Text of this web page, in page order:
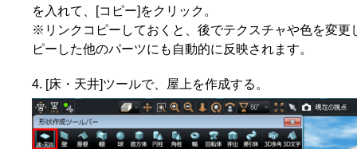
を入れて、[コピー]をクリック。
※リンクコピーしておくと、後でテクスチャや色を変更
ピーした他のパーツにも自動的に反映されます。
[床・天井]ツールで、屋上を作成する。